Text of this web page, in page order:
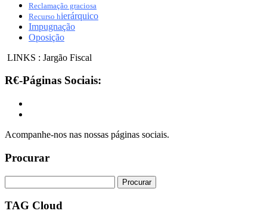
Reclamação graciosa
Recurso hierárquico
Impugnação
Oposição
LINKS : Jargão Fiscal
R€-Páginas Sociais:
Acompanhe-nos nas nossas páginas sociais.
Procurar
TAG Cloud